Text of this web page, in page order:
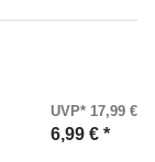
UVP* 17,99 €
6,99 € *